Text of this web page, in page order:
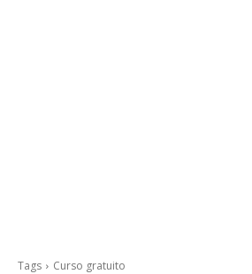
Tags Curso gratuito